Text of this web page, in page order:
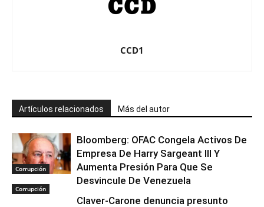
CCD1
Artículos relacionados Más del autor
Corrupción
Bloomberg: OFAC Congela Activos De
Empresa De Harry Sargeant III Y
Aumenta Presión Para Que Se
Desvincule De Venezuela
Corrupción
Claver-Carone denuncia presunto